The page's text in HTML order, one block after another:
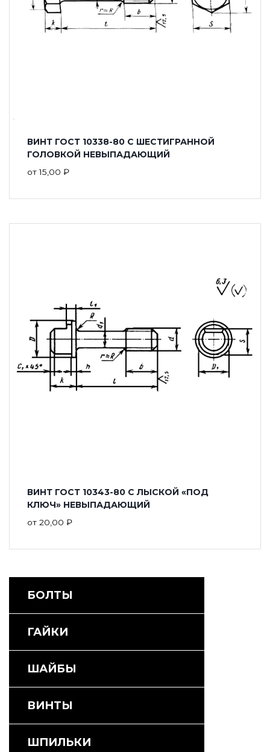
ВИНТ ГОСТ 10338-80 С ШЕСТИГРАННОЙ
ГОЛОВКОЙ НЕВЫПАДАЮЩИЙ
от15,00 ₽
ВИНТ ГОСТ 10343-80 С ЛЫСКОЙ «ПОД
КЛЮЧ» НЕВЫПАДАЮЩИЙ
от 20,00 ₽
БОЛТЫ
ГАЙКИ
ШАЙБЫ
ВИНТЫ
ШПИЛЬКИ